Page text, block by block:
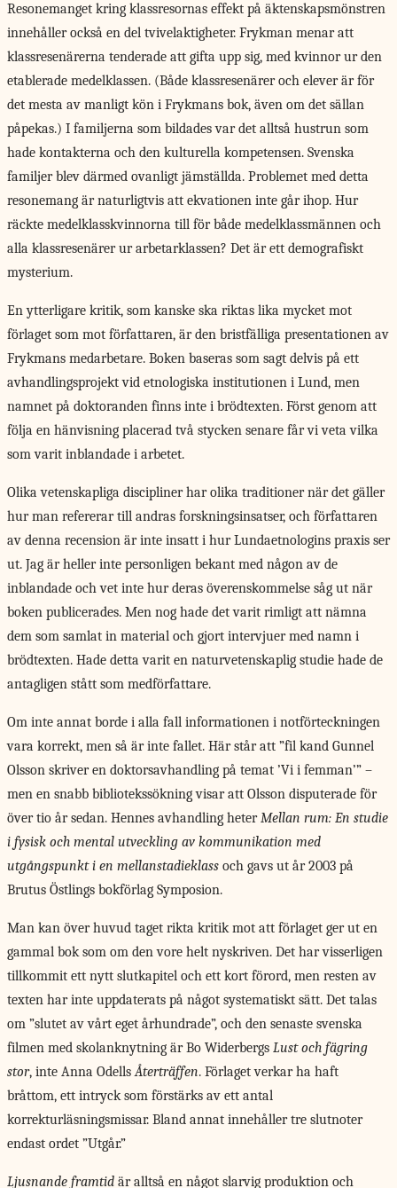
Resonemanget kring klassresornas effekt på äktenskapsmönstren
innehåller också en del tvivelaktigheter. Frykman menar att
klassresenärerna tenderade att gifta upp sig, med kvinnor ur den
etablerade medelklassen. (Både klassresenärer och elever är för
det mesta av manligt kön i Frykmans bok, även om det sällan
påpekas.) I familjerna som bildades var det alltså hustrun som
hade kontakterna och den kulturella kompetensen. Svenska
familjer blev därmed ovanligt jämställda. Problemet med detta
resonemang är naturligtvis att ekvationen inte går ihop. Hur
räckte medelklasskvinnorna till för både medelklassmännen och
alla klassresenärer ur arbetarklassen? Det är ett demografiskt
mysterium.
En ytterligare kritik, som kanske ska riktas lika mycket mot
förlaget som mot författaren, är den bristfälliga presentationen av
Frykmans medarbetare. Boken baseras som sagt delvis på ett
avhandlingsprojekt vid etnologiska institutionen i Lund, men
namnet på doktoranden finns inte i brödtexten. Först genom att
följa en hänvisning placerad två stycken senare får vi veta vilka
som varit inblandade i arbetet.
Olika vetenskapliga discipliner har olika traditioner när det gäller
hur man refererar till andras forskningsinsatser, och författaren
av denna recension är inte insatt i hur Lundaetnologins praxis ser
ut. Jag är heller inte personligen bekant med någon av de
inblandade och vet inte hur deras överenskommelse såg ut när
boken publicerades. Men nog hade det varit rimligt att nämna
dem som samlat in material och gjort intervjuer med namn i
brödtexten. Hade detta varit en naturvetenskaplig studie hade de
antagligen stått som medförfattare.
Om inte annat borde i alla fall informationen i notförteckningen
vara korrekt, men så är inte fallet. Här står att ”fil kand Gunnel
Olsson skriver en doktorsavhandling på temat ’Vi i femman’” –
men en snabb bibliotekssökning visar att Olsson disputerade för
över tio år sedan. Hennes avhandling heterMellan rum: En studie
i fysisk och mental utveckling av kommunikation med
utgångspunkt i en mellanstadieklass och gavs ut år 2003 på
Brutus Östlings bokförlag Symposion.
Man kan över huvud taget rikta kritik mot att förlaget ger ut en
gammal bok som om den vore helt nyskriven. Det har visserligen
tillkommit ett nytt slutkapitel och ett kort förord, men resten av
texten har inte uppdaterats på något systematiskt sätt. Det talas
om ”slutet av vårt eget århundrade”, och den senaste svenska
filmen med skolanknytning är Bo Widerbergs Lust och fägring
stor, inte Anna OdellsÅterträffen. Förlaget verkar ha haft
bråttom, ett intryck som förstärks av ett antal
korrekturläsningsmissar. Bland annat innehåller tre slutnoter
endast ordet ”Utgår.”
Ljusnande framtid är alltså en något slarvig produktion och